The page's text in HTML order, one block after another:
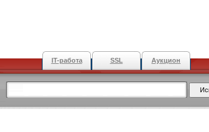
IT-работа SSL Аукцион